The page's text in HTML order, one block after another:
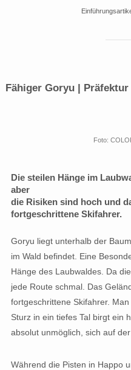
Fähiger Goryu | Präfektur
Foto:
Die steilen Hänge im
aber
die Risiken sind hoch und
fortgeschrittene Skifahrer.
Goryu liegt unterhalb der
im Wald befindet. Eine
Hänge des Laubwaldes. Da
jede Route schmal. Das
fortgeschrittene Skifahrer.
Sturz in ein tiefes Tal birgt ein
absolut unmöglich, sich auf
Während die Pisten in Happo